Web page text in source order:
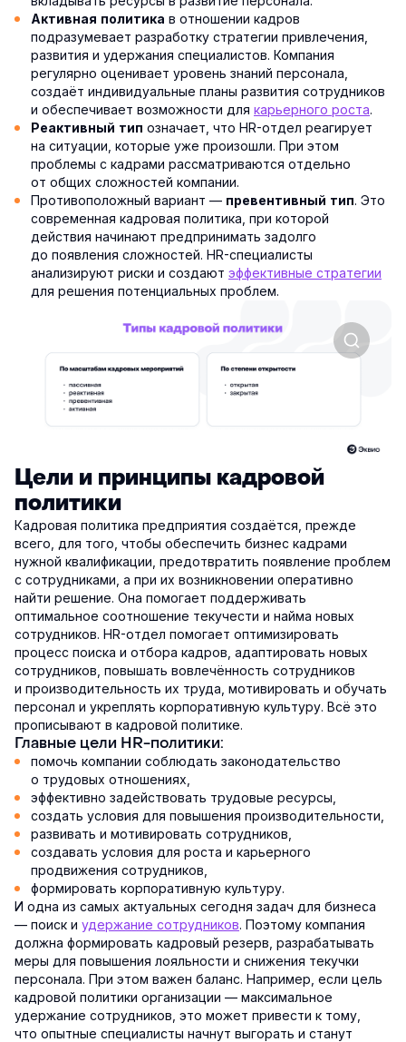
Активная политика в отношении кадров
подразумевает разработку стратегии привлечения,
развития и удержания специалистов. Компания
регулярно оценивает уровень знаний персонала,
создаёт индивидуальные планы развития сотрудников
и обеспечивает возможности для карьерного роста.
Реактивный тип означает, что HR-отдел реагирует
на ситуации, которые уже произошли. При этом
проблемы с кадрами рассматриваются отдельно
от общих сложностей компании.
Противоположный вариант — превентивный тип. Это
современная кадровая политика, при которой
действия начинают предпринимать задолго
до появления сложностей. HR-специалисты
анализируют риски и создают эффективные стратегии
для решения потенциальных проблем.
Цели и принципы кадровой
политики
Кадровая политика предприятия создаётся, прежде
всего, для того, чтобы обеспечить бизнес кадрами
нужной квалификации, предотвратить появление проблем
с сотрудниками, а при их возникновении оперативно
найти решение. Она помогает поддерживать
оптимальное соотношение текучести и найма новых
сотрудников. HR-отдел помогает оптимизировать
процесс поиска и отбора кадров, адаптировать новых
сотрудников, повышать вовлечённость сотрудников
и производительность их труда, мотивировать и обучать
персонал и укреплять корпоративную культуру. Всё это
прописывают в кадровой политике.
Главные цели HR-политики:
помочь компании соблюдать законодательство
о трудовых отношениях,
эффективно задействовать трудовые ресурсы,
создать условия для повышения производительности,
развивать и мотивировать сотрудников,
создавать условия для роста и карьерного
продвижения сотрудников,
формировать корпоративную культуру.
И одна из самых актуальных сегодня задач для бизнеса
— поиск и удержание сотрудников. Поэтому компания
должна формировать кадровый резерв, разрабатывать
меры для повышения лояльности и снижения текучки
персонала. При этом важен баланс. Например, если цель
кадровой политики организации — максимальное
удержание сотрудников, это может привести к тому,
что опытные специалисты начнут выгорать и станут